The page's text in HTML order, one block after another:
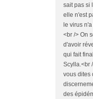
sait pas si
elle n'est
le virus
<br /> On
d'avoir
qui fait
Scylla.<br
vous dites
des